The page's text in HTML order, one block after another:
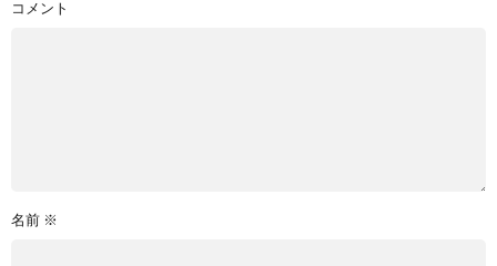
コメント
名前 ※